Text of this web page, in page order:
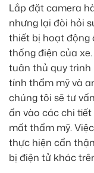
Lắp đặt camera
nhưng lại đòi hỏi
thiết bị hoạt động
thống điện của
tuân thủ quy trình
tính thẩm mỹ và
chúng tôi sẽ tư
ẩn vào các chi
mất thẩm mỹ.
thực hiện cẩn
bị điện tử khác